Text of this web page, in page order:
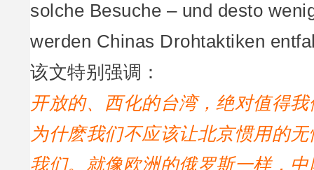
solche Besuche – und desto
werden Chinas Drohtaktiken
该文特别强调：
开放的、西化的台湾，绝对值得
为什麽我们不应该让北京惯用的
我们。就像欧洲的俄罗斯一样，